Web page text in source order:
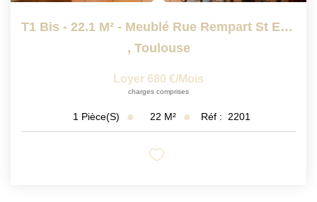
T1 Bis - 22.1 M² - Meublé Rue Rempart St Etienne
, Toulouse
Loyer 680 €/mois
charges comprises
1 Pièce(s) 22 M² Réf : 2201